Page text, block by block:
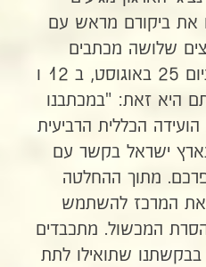
את ביקורם מראש עם
שלושה מכתבים
תקיפים בזה אחר זה, ביום 25 באוגוסט, ב 12 ו
היא זאת: "במכתבנו
הכללית הרביעית
ישראל בקשר עם
מתוך ההחלטה
את המרכז להשתמש
המכשול. מתכבדים
בבקשתנו שתואילו לתת